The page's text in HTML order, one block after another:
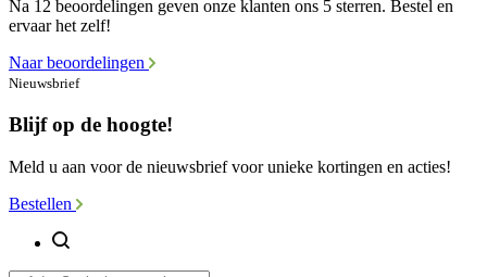
Na 12 beoordelingen geven onze klanten ons 5 sterren. Bestel en
ervaar het zelf!
Naar beoordelingen
Nieuwsbrief
Blijf op de hoogte!
Meld u aan voor de nieuwsbrief voor unieke kortingen en acties!
Bestellen